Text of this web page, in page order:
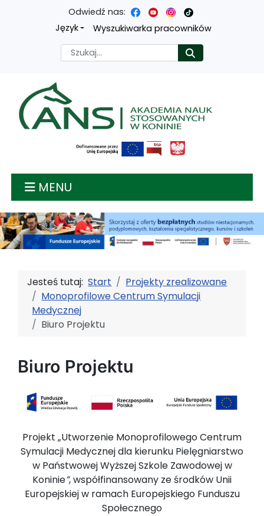
Przejdź
treści
głównej
Przejdź
menu
nawigacyjnego
Przejdź
wyszukiwarki
Przejdź
mapy
strony
Odwiedź nas:
Język
Wyszukiwarka pracowników
Szukaj
Akademia nauk
MENU
Jesteś tutaj:Start
Projekty zrealizowane
Monoprofilowe Centrum Symulacji
Medycznej
Biuro Projektu
Biuro Projektu
Projekt „Utworzenie Monoprofilowego Centrum
Symulacji Medycznej dla kierunku Pielęgniarstwo
w Państwowej Wyższej Szkole Zawodowej w
Koninie”, współfinansowany ze środków Unii
Europejskiej w ramach Europejskiego Funduszu
Społecznego